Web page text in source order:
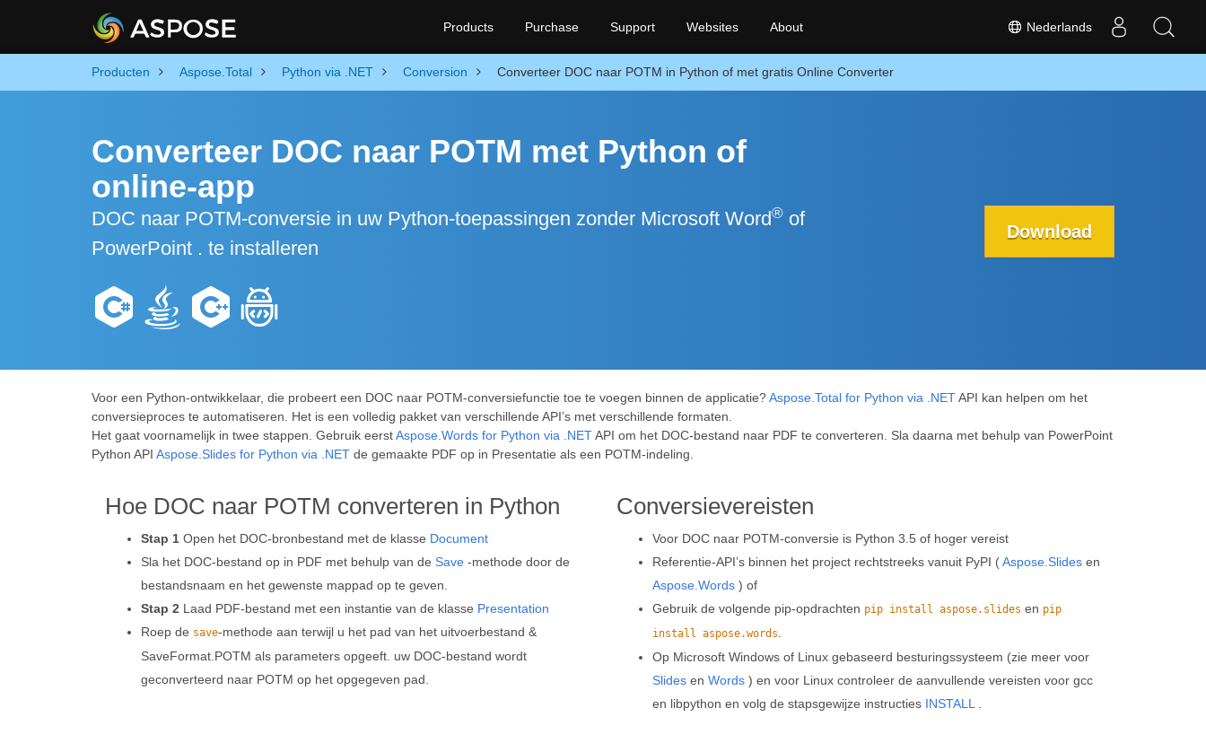
Nederlands
Products Purchase Support Websites About
Producten Aspose.Total Python via .NET Conversion Converteer DOC naar POTM in Python of met gratis Online Converter
Converteer DOC naar POTM met Python of
online-app
DOC naar POTM-conversie in uw Python-toepassingen zonder Microsoft Word® of
PowerPoint . te installeren
Download
Voor een Python-ontwikkelaar, die probeert een DOC naar POTM-conversiefunctie toe te voegen binnen de applicatie?Aspose.Total for Python via .NETAPI kan helpen om het
conversieproces te automatiseren. Het is een volledig pakket van verschillende API’s met verschillende formaten.
Het gaat voornamelijk in twee stappen. Gebruik eerstAspose.Words for Python via .NETAPI om het DOC-bestand naar PDF te converteren. Sla daarna met behulp van PowerPoint
Python API Aspose.Slides for Python via .NET de gemaakte PDF op in Presentatie als een POTM-indeling.
Hoe DOC naar POTM converteren in Python
Stap 1 Open het DOC-bronbestand met de klasse Document
Sla het DOC-bestand op in PDF met behulp van de Save -methode door de
bestandsnaam en het gewenste mappad op te geven.
Stap 2 Laad PDF-bestand met een instantie van de klasse Presentation
Roep de save-methode aan terwijl u het pad van het uitvoerbestand &
SaveFormat.POTM als parameters opgeeft. uw DOC-bestand wordt
geconverteerd naar POTM op het opgegeven pad.
Conversievereisten
Voor DOC naar POTM-conversie is Python 3.5 of hoger vereist
Referentie-API’s binnen het project rechtstreeks vanuit PyPI (Aspose.Slides en
Aspose.Words ) of
Gebruik de volgende pip-opdrachten pip install aspose.slides en pip
install aspose.words
Op Microsoft Windows of Linux gebaseerd besturingssysteem (zie meer voor
Slides en Words ) en voor Linux controleer de aanvullende vereisten voor gcc
en libpython en volg de stapsgewijze instructies INSTALL